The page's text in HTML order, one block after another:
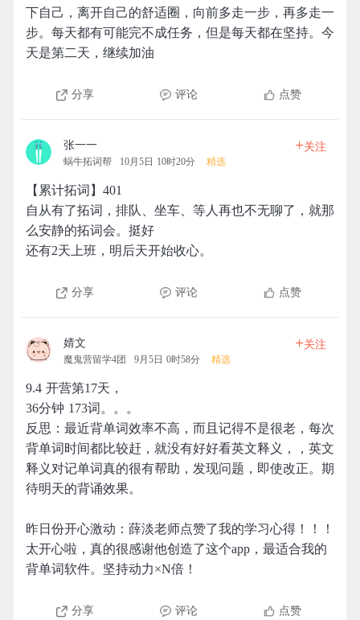
下自己，离开自己的舒适圈，向前多走一步，再多走一
步。每天都有可能完不成任务，但是每天都在坚持。今
天是第二天，继续加油
分享 评论 点赞
张一一
蜗牛拓词帮 10月5日 10时20分 精选
+关注
【累计拓词】401
自从有了拓词，排队、坐车、等人再也不无聊了，就那
么安静的拓词会。挺好
还有2天上班，明后天开始收心。
分享 评论 点赞
婧文
魔鬼营留学4团 9月5日 0时58分 精选
+关注
9.4 开营第17天，
36分钟 173词。。。
反思：最近背单词效率不高，而且记得不是很老，每次
背单词时间都比较赶，就没有好好看英文释义，，英文
释义对记单词真的很有帮助，发现问题，即使改正。期
待明天的背诵效果。
昨日份开心激动：薛淡老师点赞了我的学习心得！！！
太开心啦，真的很感谢他创造了这个app，最适合我的
背单词软件。坚持动力×N倍！
分享 评论 点赞